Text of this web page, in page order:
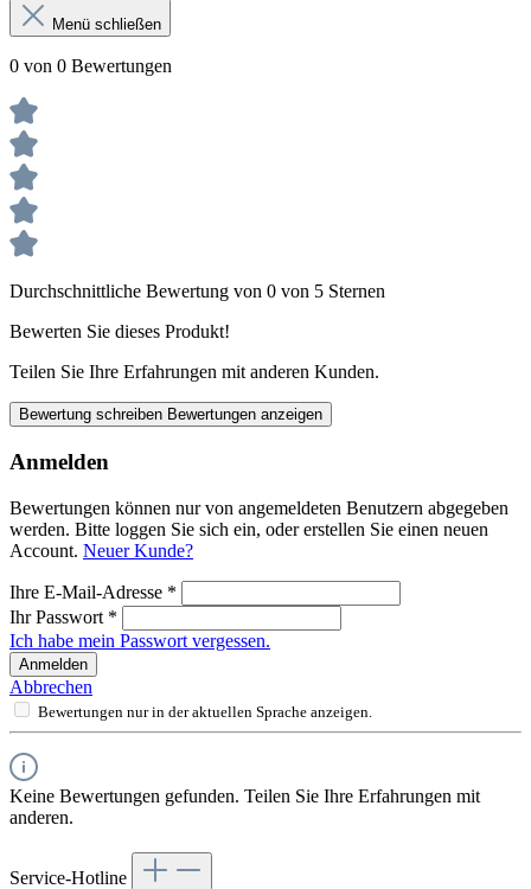
Menü schließen
0 von 0 Bewertungen
Durchschnittliche Bewertung von 0 von 5 Sternen
Bewerten Sie dieses Produkt!
Teilen Sie Ihre Erfahrungen mit anderen Kunden.
Bewertung schreiben Bewertungen anzeigen
Anmelden
Bewertungen können nur von angemeldeten Benutzern abgegeben
werden. Bitte loggen Sie sich ein, oder erstellen Sie einen neuen
Account. Neuer Kunde?
Ihre E-Mail-Adresse *
Ihr Passwort *
Ich habe mein Passwort vergessen.
Anmelden
Abbrechen
Bewertungen nur in der aktuellen Sprache anzeigen.
Keine Bewertungen gefunden. Teilen Sie Ihre Erfahrungen mit
anderen.
Service-Hotline